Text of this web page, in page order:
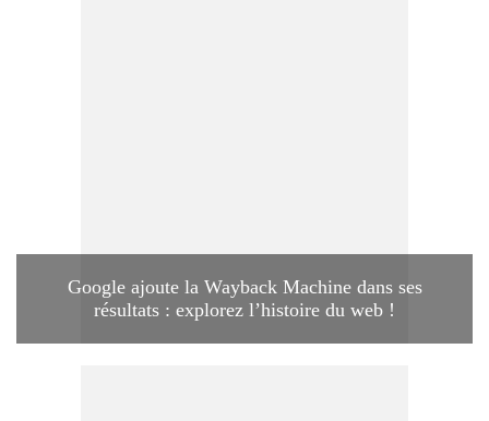
Google ajoute la Wayback Machine dans ses
résultats : explorez l’histoire du web !